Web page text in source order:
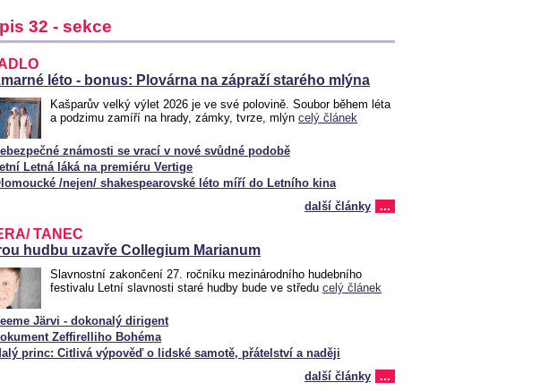
32 - sekce
léto - bonus: Plovárna na zápraží starého mlýna
Kašparův velký výlet 2026 je ve své polovině. Soubor během léta
a podzimu zamíří na hrady, zámky, tvrze, mlýn celý článek
známosti se vrací v nové svůdné podobě
Letná láká na premiéru Vertige
/nejen/ shakespearovské léto míří do Letního kina
další články
...
TANEC
hudbu uzavře Collegium Marianum
Slavnostní zakončení 27. ročníku mezinárodního hudebního
festivalu Letní slavnosti staré hudby bude ve středu celý článek
Järvi - dokonalý dirigent
Zeffirelliho Bohéma
princ: Citlivá výpověď o lidské samotě, přátelství a naději
další články
...